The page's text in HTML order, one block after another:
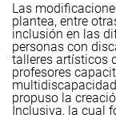
Las
plantea, entre
inclusión en las
personas con
talleres artísticos
profesores
propuso la
Inclusiva, la cual